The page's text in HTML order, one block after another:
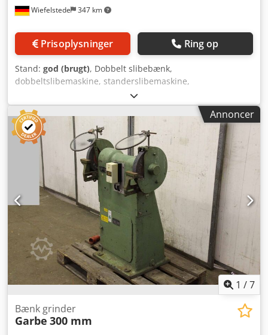
Wiefelstede 347 km
Prisoplysninger Ring op
Stand: god (brugt), Dobbelt slibebænk,
dobbeltslibemaskine, standerslibemaskine,
standerslibebænk, båndslibemaskine, båndsliber,
kantlsliber, kantslibemaskine - Båndsliber: Fabrikat Grit,
slibebånd 75 x 2000 mm - Motor: Teknodan 3 kW 2850
o/min - Slibebænk: Fabrikat Flott, dobbelt slibebænk type
702 1 /2/200 x 32 x 51 - Slibeskiver: Ø 200 mm - Motor: AEG
0,6 kW 2800 o/min - Aflevering/pris: komplet - Samlede
dimensioner: 1000/900/H1685 mm - Samlet vægt: 228 kg
Djdpfx Ajydi A Iolgeck
Annoncer
1 /7
Bænk grinder
Garbe 300 mm